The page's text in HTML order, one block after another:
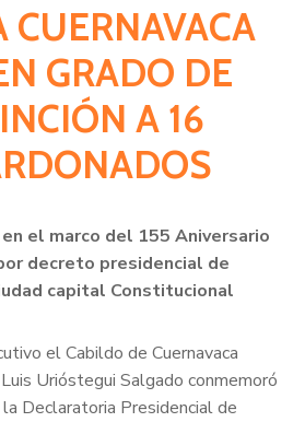
CUERNAVACA
GRADO DE
A 16
el marco del 155 Aniversario
decreto presidencial de
capital Constitucional
el Cabildo de Cuernavaca
Urióstegui Salgado conmemoró
Declaratoria Presidencial de